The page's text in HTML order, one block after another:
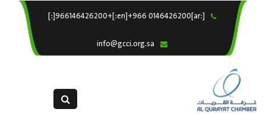
[:ar]966146426200+[:en]+966 0146426200[:] ×
خدماتنا